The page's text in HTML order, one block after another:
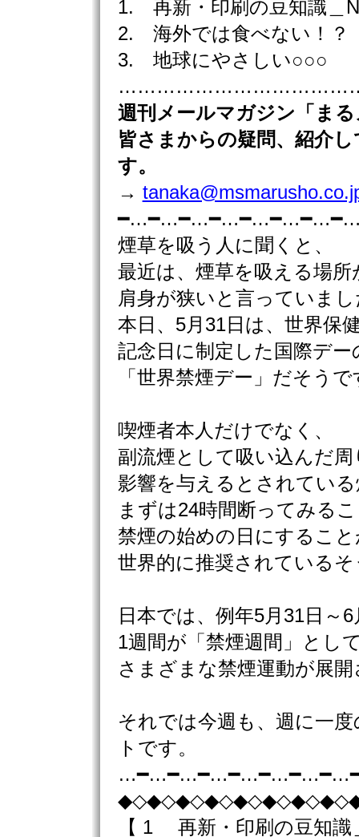
1. 再新・印刷の豆知識＿
2. 海外では食べない！？
3. 地球にやさしい○○○
週刊 メールマガジン「ま
皆さまからの疑問、紹介
す。
→
煙草を吸う人に聞くと、
最近は、煙草を吸える場
肩身が狭いと言っていま
本日、5月31日は、世界保
記念日に制定した国際デー
「世界禁煙デー」だそうで
喫煙者本人だけでなく、
副流煙として吸い込んだ
影響を与えるとされてい
まずは24時間断ってみる
禁煙の始めの日にすること
世界的に推奨されている
日本では、例年5月31日～
1週間が「禁煙週間」とし
さまざまな禁煙運動が展
それでは今週も、週に一
トです。
【 1 再新・印刷の豆知